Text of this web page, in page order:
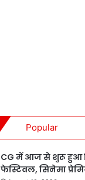
Popular
CG में आज से शुरू हुआ
फेस्टिवल, सिनेमा